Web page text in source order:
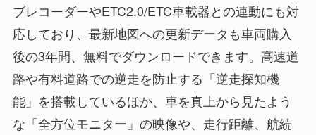
ブレコーダーやETC2.0/ETC車載器との連動にも対
応しており、最新地図への更新データも車両購入
後の3年間、無料でダウンロードできます。高速道
路や有料道路での逆走を防止する「逆走探知機
能」を搭載しているほか、車を真上から見たよう
な「全方位モニター」の映像や、走行距離、航続